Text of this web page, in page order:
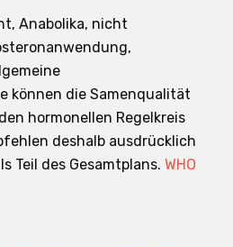
Anabolika, nicht
können die Samenqualität
hormonellen Regelkreis
deshalb ausdrücklich
Teil des Gesamtplans. WHO